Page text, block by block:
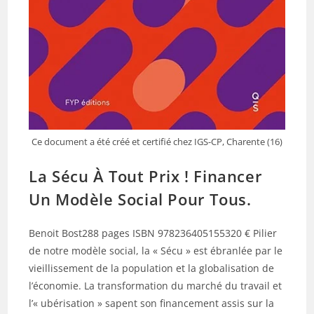
Ce document a été créé et certifié chez IGS-CP, Charente (16)
La Sécu À Tout Prix ! Financer
Un Modèle Social Pour Tous.
Benoit Bost288 pages ISBN 978236405155320 € Pilier
de notre modèle social, la « Sécu » est ébranlée par le
vieillissement de la population et la globalisation de
l’économie. La transformation du marché du travail et
l’« ubérisation » sapent son financement assis sur la